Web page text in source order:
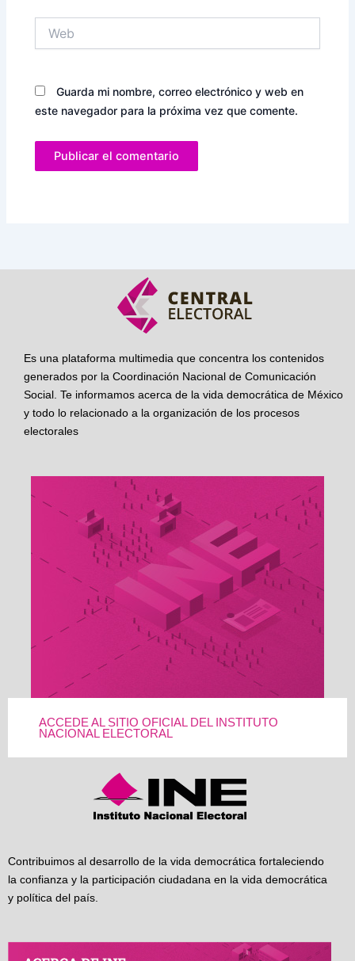
Guarda mi nombre, correo electrónico y web en
este navegador para la próxima vez que comente.
Es una plataforma multimedia que concentra los contenidos
generados por la Coordinación Nacional de Comunicación
Social. Te informamos acerca de la vida democrática de México
y todo lo relacionado a la organización de los procesos
electorales
ACCEDE AL SITIO OFICIAL DEL INSTITUTO
NACIONAL ELECTORAL
Contribuimos al desarrollo de la vida democrática fortaleciendo
la confianza y la participación ciudadana en la vida democrática
y política del país.